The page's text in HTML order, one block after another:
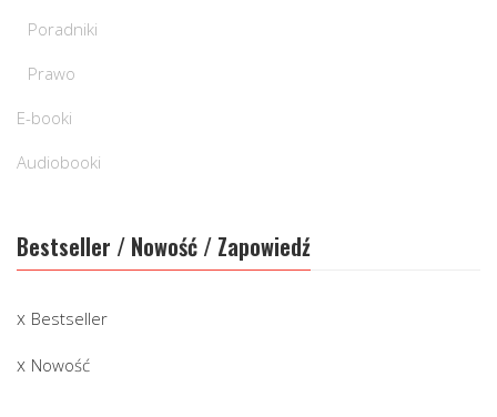
Poradniki
Prawo
E-booki
Audiobooki
Bestseller / Nowość / Zapowiedź
Bestseller
Nowość